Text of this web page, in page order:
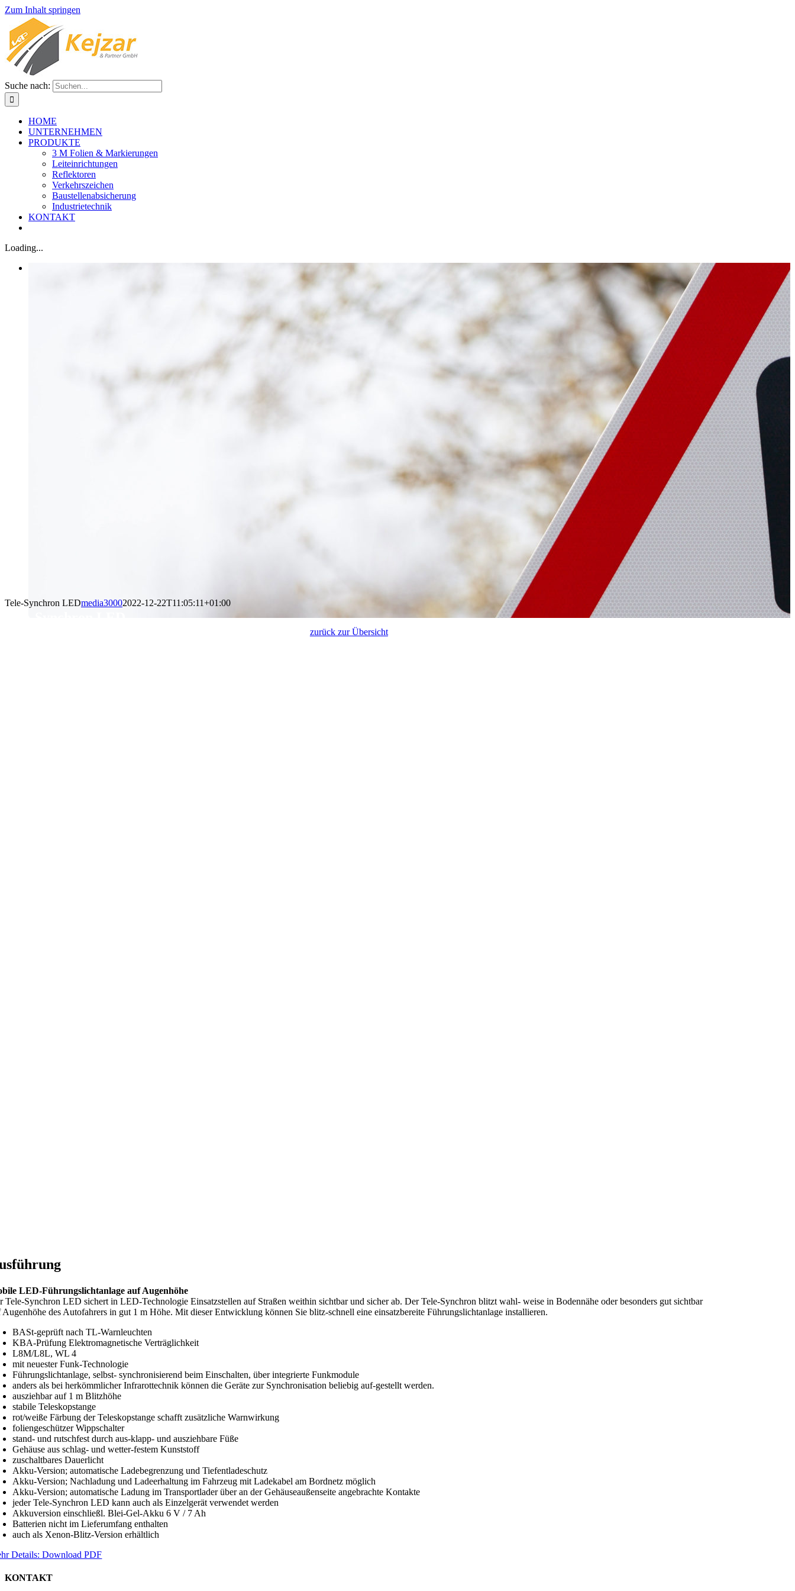
Zum Inhalt springen
Suche nach:
HOME
UNTERNEHMEN
PRODUKTE
3 M Folien & Markierungen
Leiteinrichtungen
Reflektoren
Verkehrszeichen
Baustellenabsicherung
Industrietechnik
KONTAKT
Loading...
Tele-Synchron LEDmedia30002022-12-22T11:05:11+01:00
zurück zur Übersicht
LED-Führungslichtanlage auf Augenhöhe
Tele-Synchron LED sichert in LED-Technologie Einsatzstellen auf Straßen weithin sichtbar und sicher ab. Der Tele-Synchron blitzt wahl- weise in Bodennähe oder besonders gut sichtbar
Augenhöhe des Autofahrers in gut 1 m Höhe. Mit dieser Entwicklung können Sie blitz-schnell eine einsatzbereite Führungslichtanlage installieren.
BASt-geprüft nach TL-Warnleuchten
KBA-Prüfung Elektromagnetische Verträglichkeit
L8M/L8L, WL 4
mit neuester Funk-Technologie
Führungslichtanlage, selbst- synchronisierend beim Einschalten, über integrierte Funkmodule
anders als bei herkömmlicher Infrarottechnik können die Geräte zur Synchronisation beliebig auf-gestellt werden.
ausziehbar auf 1 m Blitzhöhe
stabile Teleskopstange
rot/weiße Färbung der Teleskopstange schafft zusätzliche Warnwirkung
foliengeschützer Wippschalter
stand- und rutschfest durch aus-klapp- und ausziehbare Füße
Gehäuse aus schlag- und wetter-festem Kunststoff
zuschaltbares Dauerlicht
Akku-Version; automatische Ladebegrenzung und Tiefentladeschutz
Akku-Version; Nachladung und Ladeerhaltung im Fahrzeug mit Ladekabel am Bordnetz möglich
Akku-Version; automatische Ladung im Transportlader über an der Gehäuseaußenseite angebrachte Kontakte
jeder Tele-Synchron LED kann auch als Einzelgerät verwendet werden
Akkuversion einschließl. Blei-Gel-Akku 6 V / 7 Ah
Batterien nicht im Lieferumfang enthalten
auch als Xenon-Blitz-Version erhältlich
Details: Download PDF
KONTAKT